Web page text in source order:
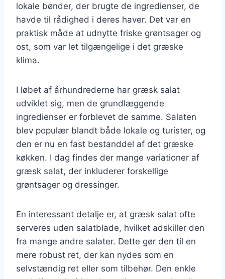
lokale bønder, der brugte de ingredienser, de
havde til rådighed i deres haver. Det var en
praktisk måde at udnytte friske grøntsager og
ost, som var let tilgængelige i det græske
klima.
I løbet af århundrederne har græsk salat
udviklet sig, men de grundlæggende
ingredienser er forblevet de samme. Salaten
blev populær blandt både lokale og turister, og
den er nu en fast bestanddel af det græske
køkken. I dag findes der mange variationer af
græsk salat, der inkluderer forskellige
grøntsager og dressinger.
En interessant detalje er, at græsk salat ofte
serveres uden salatblade, hvilket adskiller den
fra mange andre salater. Dette gør den til en
mere robust ret, der kan nydes som en
selvstændig ret eller som tilbehør. Den enkle